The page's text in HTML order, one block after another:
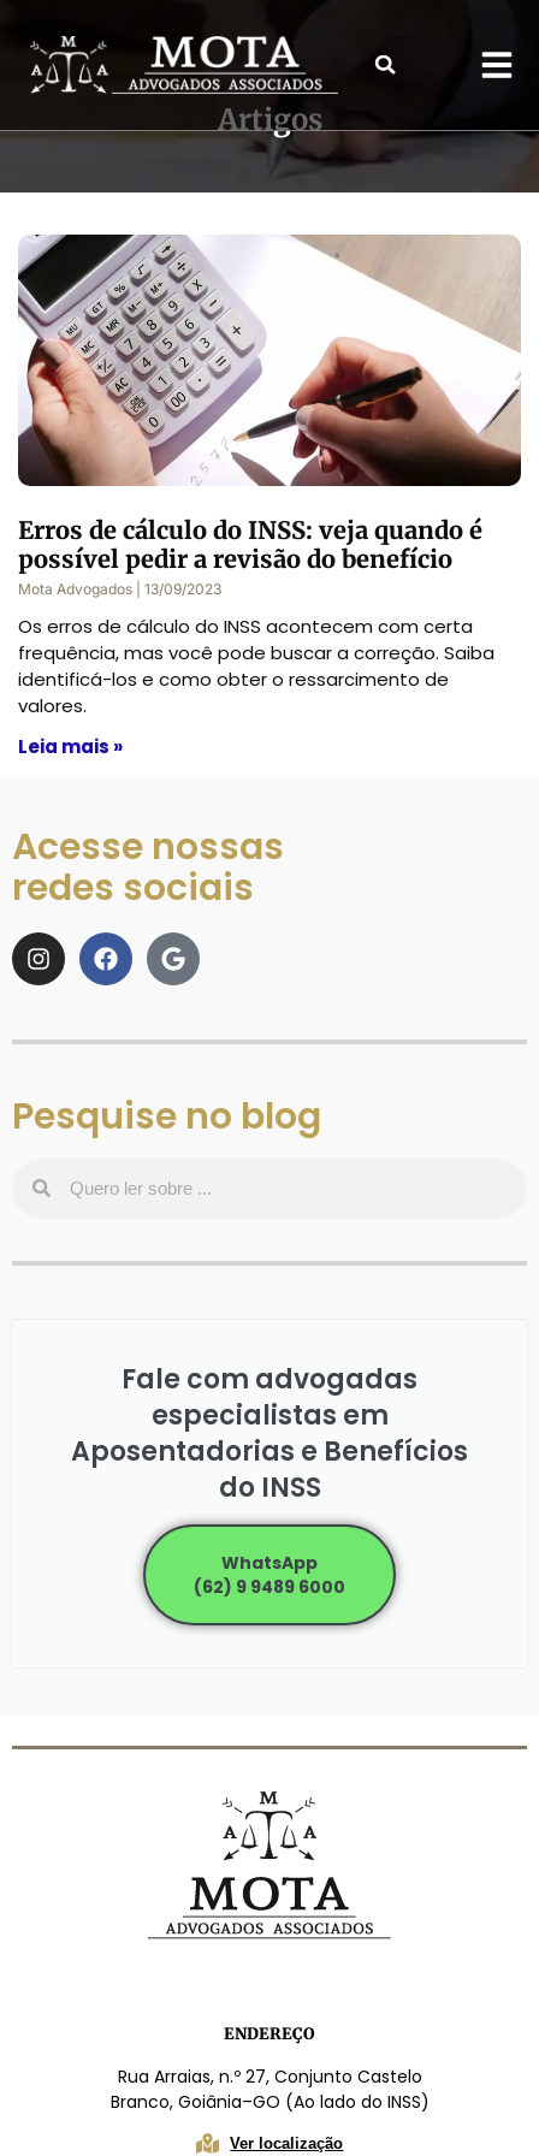
Artigos
Erros de cálculo do INSS: veja quando é
possível pedir a revisão do benefício
Mota Advogados 13/09/2023
Os erros de cálculo do INSS acontecem com certa
frequência, mas você pode buscar a correção. Saiba
identificá-los e como obter o ressarcimento de
valores.
Leia mais »
Acesse nossas
redes sociais
Pesquise no blog
Fale com advogadas
especialistas em
Aposentadorias e Benefícios
do INSS
WhatsApp
(62) 9 9489 6000
ENDEREÇO
Rua Arraias, n.º 27, Conjunto Castelo
Branco, Goiânia–GO (Ao lado do INSS)
Ver localização